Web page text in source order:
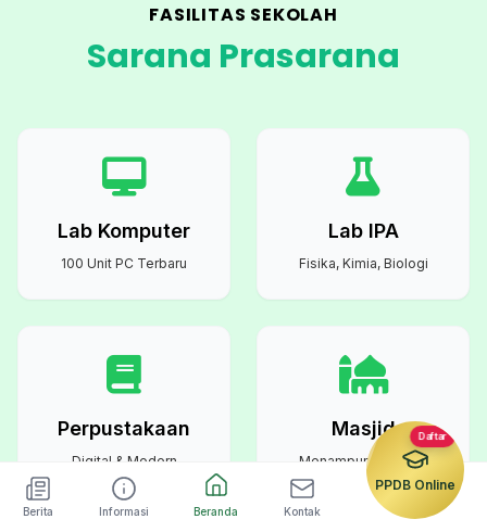
FASILITAS SEKOLAH
Sarana Prasarana
Lab Komputer
100 Unit PC Terbaru
Lab IPA
Fisika, Kimia, Biologi
Perpustakaan
Digital & Modern
Masjid
Menampung Semua
Warga Sekolah
Berita Informasi Beranda Kontak
Daftar
PPDB Online